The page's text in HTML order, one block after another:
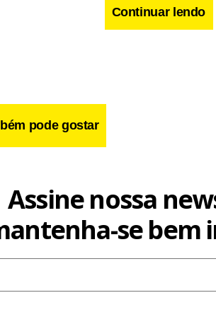
principal suspeita pelas autoridades e
Continuar lendo
pode gostar
Assine nossa
se bem